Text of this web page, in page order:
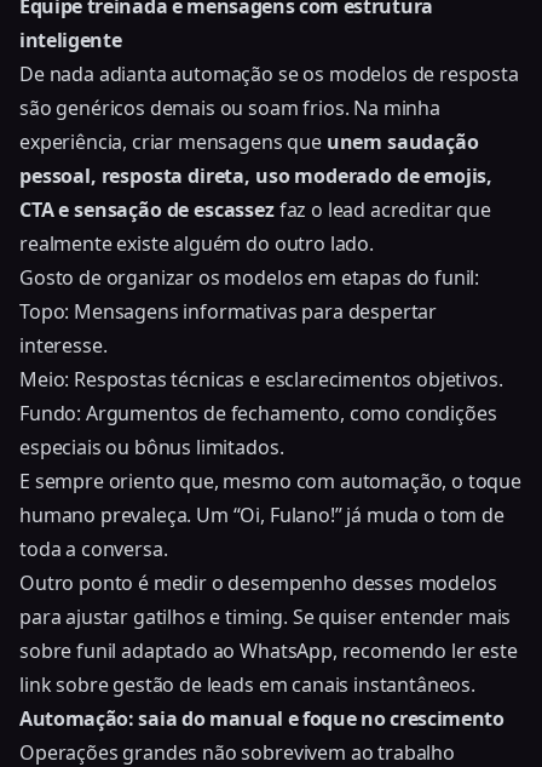
Equipe treinada e mensagens com estrutura
inteligente
De nada adianta automação se os modelos de resposta
são genéricos demais ou soam frios. Na minha
experiência, criar mensagens que unem saudação
pessoal, resposta direta, uso moderado de emojis,
CTA e sensação de escassezfaz o lead acreditar que
realmente existe alguém do outro lado.
Gosto de organizar os modelos em etapas do funil:
Topo: Mensagens informativas para despertar
interesse.
Meio: Respostas técnicas e esclarecimentos objetivos.
Fundo: Argumentos de fechamento, como condições
especiais ou bônus limitados.
E sempre oriento que, mesmo com automação, o toque
humano prevaleça. Um “Oi, Fulano!” já muda o tom de
toda a conversa.
Outro ponto é medir o desempenho desses modelos
para ajustar gatilhos e timing. Se quiser entender mais
sobre funil adaptado ao WhatsApp, recomendo ler este
link sobre gestão de leads em canais instantâneos.
Automação: saia do manual e foque no crescimento
Operações grandes não sobrevivem ao trabalho